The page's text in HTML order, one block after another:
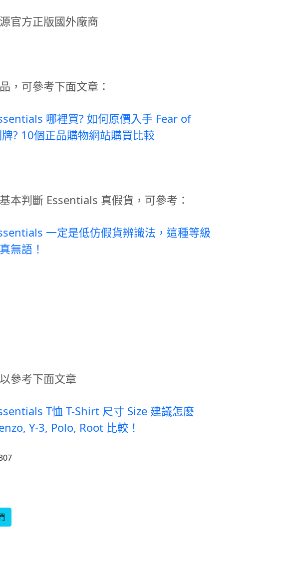
官方正版國外廠商
，可參考下面文章：
哪裡買? 如何原價入手 Fear of
? 10個正品購物網站購買比較
本判斷 Essentials 真假貨，可參考：
一定是低仿假貨辨識法，這種等級
無語！
參考下面文章
T恤 T-Shirt 尺寸 Size 建議怎麼
Y-3, Polo, Root 比較！